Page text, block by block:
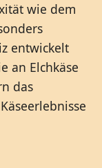
wie dem
entwickelt
an Elchkäse
das